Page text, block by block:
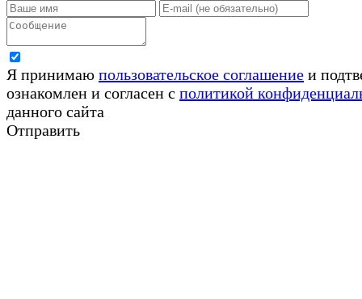
Я принимаю пользовательское соглашение и
ознакомлен и согласен с политикой
данного сайта
Отправить